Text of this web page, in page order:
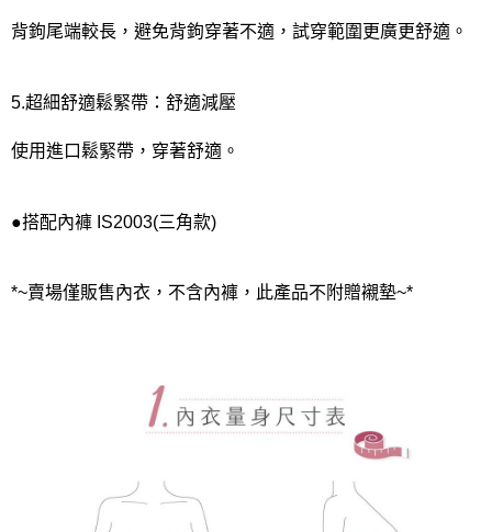
背鉤尾端較長，避免背鉤穿著不適，試穿範圍更廣更舒適。
5.超細舒適鬆緊帶：舒適減壓
使用進口鬆緊帶，穿著舒適。
●搭配內褲 IS2003(三角款)
*~賣場僅販售內衣，不含內褲，此產品不附贈襯墊~*